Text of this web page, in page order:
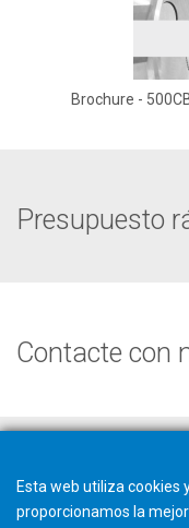
Brochure -
Presupuesto
Contacte con
Esta web utiliza cookies
proporcionamos la